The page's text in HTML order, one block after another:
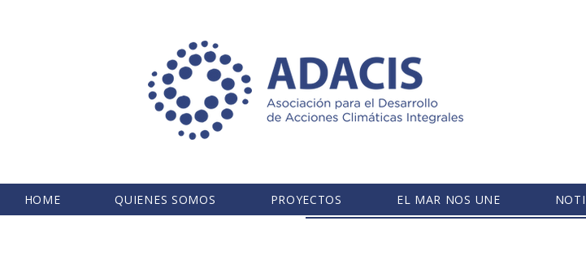
HOME QUIENES SOMOS PROYECTOS EL MAR NOS UNE